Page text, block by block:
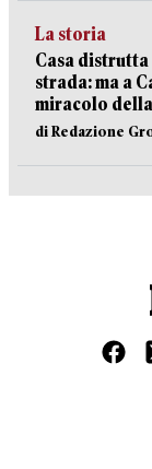
La storia
Casa
strada: ma a
miracolo
di Redazione